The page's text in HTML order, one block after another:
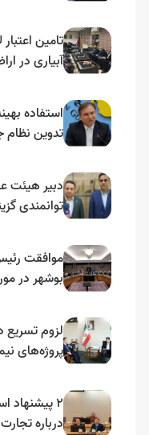
تامین
آبیاری در
استفاده
تدوین
دبیر هیئت
توانمندی
موافقت
بوشهر در
لزوم تسریع
پروژه‌های
۲ پیشنهاد
درباره